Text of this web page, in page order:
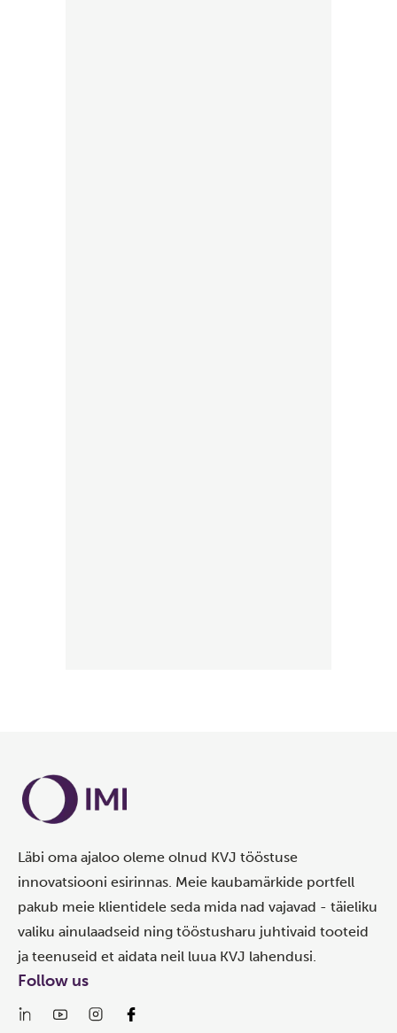
Läbi oma ajaloo oleme olnud KVJ tööstuse
innovatsiooni esirinnas. Meie kaubamärkide portfell
pakub meie klientidele seda mida nad vajavad - täieliku
valiku ainulaadseid ning tööstusharu juhtivaid tooteid
ja teenuseid et aidata neil luua KVJ lahendusi.
Follow us